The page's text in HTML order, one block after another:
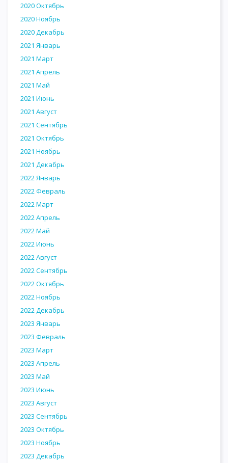
2020 Октябрь
2020 Ноябрь
2020 Декабрь
2021 Январь
2021 Март
2021 Апрель
2021 Май
2021 Июнь
2021 Август
2021 Сентябрь
2021 Октябрь
2021 Ноябрь
2021 Декабрь
2022 Январь
2022 Февраль
2022 Март
2022 Апрель
2022 Май
2022 Июнь
2022 Август
2022 Сентябрь
2022 Октябрь
2022 Ноябрь
2022 Декабрь
2023 Январь
2023 Февраль
2023 Март
2023 Апрель
2023 Май
2023 Июнь
2023 Август
2023 Сентябрь
2023 Октябрь
2023 Ноябрь
2023 Декабрь